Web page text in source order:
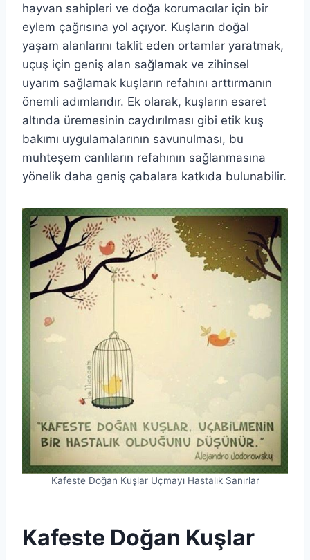
hayvan sahipleri ve doğa korumacılar için bir
eylem çağrısına yol açıyor. Kuşların doğal
yaşam alanlarını taklit eden ortamlar yaratmak,
uçuş için geniş alan sağlamak ve zihinsel
uyarım sağlamak kuşların refahını arttırmanın
önemli adımlarıdır. Ek olarak, kuşların esaret
altında üremesinin caydırılması gibi etik kuş
bakımı uygulamalarının savunulması, bu
muhteşem canlıların refahının sağlanmasına
yönelik daha geniş çabalara katkıda bulunabilir.
Kafeste Doğan Kuşlar Uçmayı Hastalık Sanırlar
Kafeste Doğan Kuşlar